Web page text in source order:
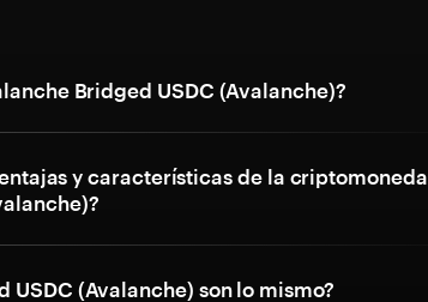
Bridged USDC (Avalanche)?
y características de la criptomoneda
USDC (Avalanche) son lo mismo?